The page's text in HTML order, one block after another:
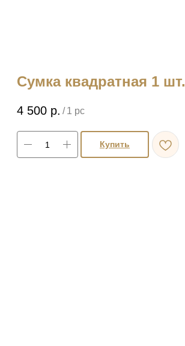
Сумка квадратная 1 шт.
4 500 р. / 1 pc
Купить